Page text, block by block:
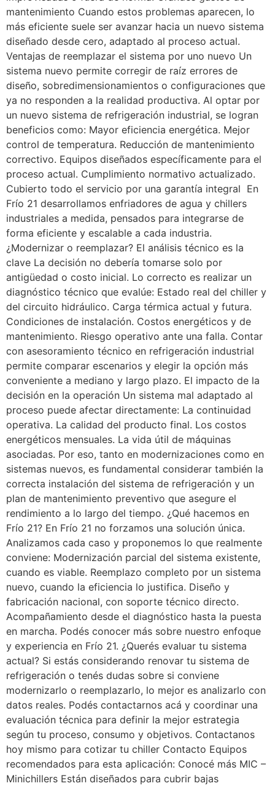
mantenimiento Cuando estos problemas aparecen, lo
más eficiente suele ser avanzar hacia un nuevo sistema
diseñado desde cero, adaptado al proceso actual.
Ventajas de reemplazar el sistema por uno nuevo Un
sistema nuevo permite corregir de raíz errores de
diseño, sobredimensionamientos o configuraciones que
ya no responden a la realidad productiva. Al optar por
un nuevo sistema de refrigeración industrial, se logran
beneficios como: Mayor eficiencia energética. Mejor
control de temperatura. Reducción de mantenimiento
correctivo. Equipos diseñados específicamente para el
proceso actual. Cumplimiento normativo actualizado.
Cubierto todo el servicio por una garantía integral En
Frío 21 desarrollamos enfriadores de agua y chillers
industriales a medida, pensados para integrarse de
forma eficiente y escalable a cada industria.
¿Modernizar o reemplazar? El análisis técnico es la
clave La decisión no debería tomarse solo por
antigüedad o costo inicial. Lo correcto es realizar un
diagnóstico técnico que evalúe: Estado real del chiller y
del circuito hidráulico. Carga térmica actual y futura.
Condiciones de instalación. Costos energéticos y de
mantenimiento. Riesgo operativo ante una falla. Contar
con asesoramiento técnico en refrigeración industrial
permite comparar escenarios y elegir la opción más
conveniente a mediano y largo plazo. El impacto de la
decisión en la operación Un sistema mal adaptado al
proceso puede afectar directamente: La continuidad
operativa. La calidad del producto final. Los costos
energéticos mensuales. La vida útil de máquinas
asociadas. Por eso, tanto en modernizaciones como en
sistemas nuevos, es fundamental considerar también la
correcta instalación del sistema de refrigeración y un
plan de mantenimiento preventivo que asegure el
rendimiento a lo largo del tiempo. ¿Qué hacemos en
Frío 21? En Frío 21 no forzamos una solución única.
Analizamos cada caso y proponemos lo que realmente
conviene: Modernización parcial del sistema existente,
cuando es viable. Reemplazo completo por un sistema
nuevo, cuando la eficiencia lo justifica. Diseño y
fabricación nacional, con soporte técnico directo.
Acompañamiento desde el diagnóstico hasta la puesta
en marcha. Podés conocer más sobre nuestro enfoque
y experiencia en Frío 21. ¿Querés evaluar tu sistema
actual? Si estás considerando renovar tu sistema de
refrigeración o tenés dudas sobre si conviene
modernizarlo o reemplazarlo, lo mejor es analizarlo con
datos reales. Podés contactarnos acá y coordinar una
evaluación técnica para definir la mejor estrategia
según tu proceso, consumo y objetivos. Contactanos
hoy mismo para cotizar tu chiller Contacto Equipos
recomendados para esta aplicación: Conocé más MIC –
Minichillers Están diseñados para cubrir bajas